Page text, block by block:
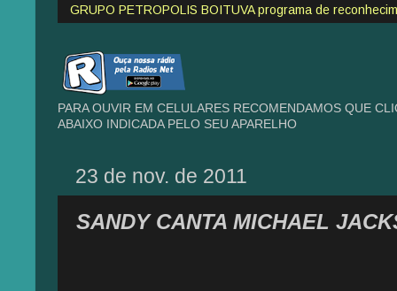
GRUPO PETROPOLIS BOITUVA programa de
PARA OUVIR EM CELULARES RECOMENDAMOS QUE
ABAIXO INDICADA PELO SEU APARELHO
23 de nov. de 2011
SANDY CANTA MICHAEL